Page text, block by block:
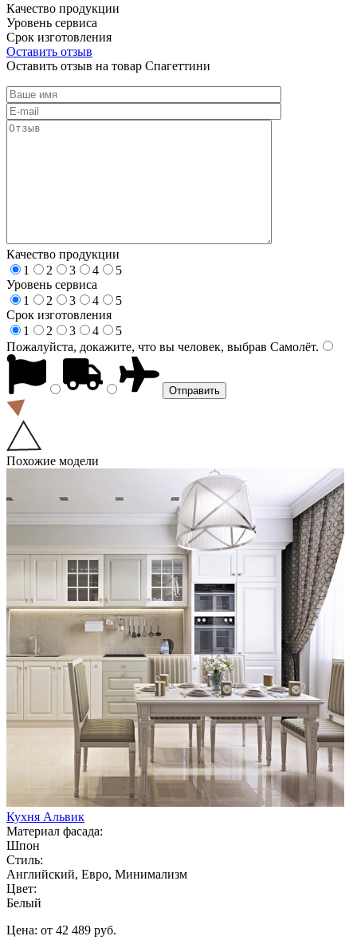
Качество продукции
Уровень сервиса
Срок изготовления
Оставить отзыв
Оставить отзыв на товар Спагеттини
Качество продукции
1
2 3 4
5
Уровень сервиса
1
2 3 4
5
Срок изготовления
1
2 3 4
5
Пожалуйста, докажите, что вы человек, выбрав Самолёт.
Похожие модели
Кухня Альвик
Материал фасада:
Шпон
Стиль:
Английский, Евро, Минимализм
Цвет:
Белый
Цена: от 42 489 руб.